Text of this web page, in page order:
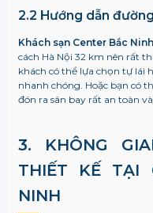
2.2 Hướng dẫn
Khách sạn Center Bắc Ninh
cách Hà Nội 32 km nên rất
khách có thể lựa chọn tự lái
nhanh chóng. Hoặc bạn có
đón ra sân bay rất an toàn
3. KHÔNG
THIẾT KẾ TẠI
NINH